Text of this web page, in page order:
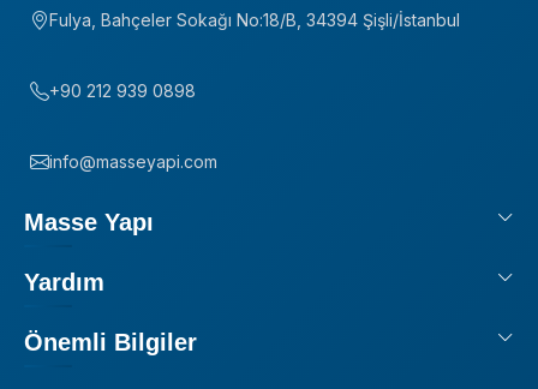
Fulya, Bahçeler Sokağı No:18/B, 34394 Şişli/İstanbul
+90 212 939 0898
info@masseyapi.com
Masse Yapı
Yardım
Önemli Bilgiler